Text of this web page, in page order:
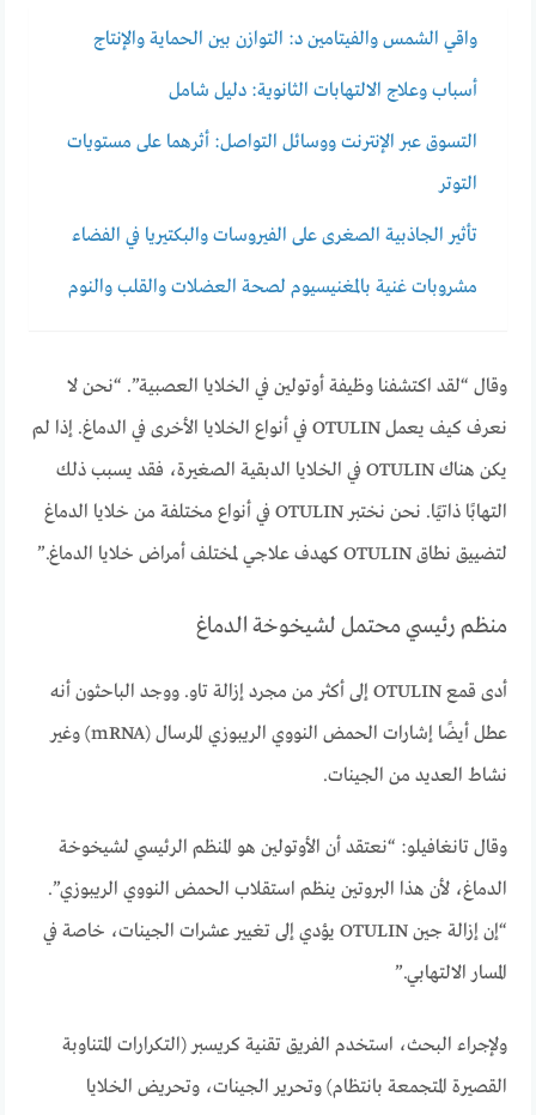
واقي الشمس والفيتامين د: التوازن بين الحماية والإنتاج
أسباب وعلاج الالتهابات الثانوية: دليل شامل
التسوق عبر الإنترنت ووسائل التواصل: أثرهما على مستويات
التوتر
تأثير الجاذبية الصغرى على الفيروسات والبكتيريا في الفضاء
مشروبات غنية بالمغنيسيوم لصحة العضلات والقلب والنوم
وقال “لقد اكتشفنا وظيفة أوتولين في الخلايا العصبية”. “نحن لا
نعرف كيف يعمل OTULIN في أنواع الخلايا الأخرى في الدماغ. إذا لم
يكن هناك OTULIN في الخلايا الدبقية الصغيرة، فقد يسبب ذلك
التهابًا ذاتيًا. نحن نختبر OTULIN في أنواع مختلفة من خلايا الدماغ
لتضييق نطاق OTULIN كهدف علاجي لمختلف أمراض خلايا الدماغ.”
منظم رئيسي محتمل لشيخوخة الدماغ
أدى قمع OTULIN إلى أكثر من مجرد إزالة تاو. ووجد الباحثون أنه
عطل أيضًا إشارات الحمض النووي الريبوزي المرسال (mRNA) وغير
نشاط العديد من الجينات.
وقال تانغافيلو: “نعتقد أن الأوتولين هو المنظم الرئيسي لشيخوخة
الدماغ، لأن هذا البروتين ينظم استقلاب الحمض النووي الريبوزي”.
“إن إزالة جين OTULIN يؤدي إلى تغيير عشرات الجينات، خاصة في
المسار الالتهابي.”
ولإجراء البحث، استخدم الفريق تقنية كريسبر (التكرارات المتناوبة
القصيرة المتجمعة بانتظام) وتحرير الجينات، وتحريض الخلايا